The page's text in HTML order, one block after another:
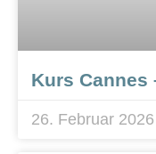
Kurs Cannes
26. Februar 2026